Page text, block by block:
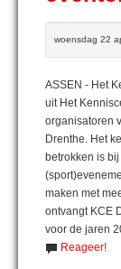
woensdag 22
ASSEN - Het
uit Het
organisatoren
Drenthe. Het
betrokken is
maken met
ontvangt KCE
voor de jaren
Reageer!